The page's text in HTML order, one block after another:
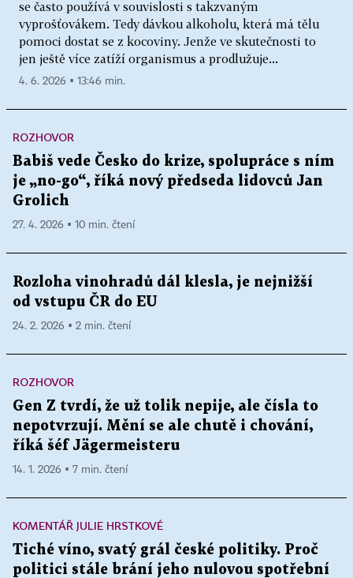
se často používá v souvislosti s takzvaným
vyprošťovákem. Tedy dávkou alkoholu, která má tělu
pomoci dostat se z kocoviny. Jenže ve skutečnosti to
jen ještě více zatíží organismus a prodlužuje...
4. 6. 2026 ▪ 13:46 min.
ROZHOVOR
Babiš vede Česko do krize, spolupráce s ním
je „no-go“, říká nový předseda lidovců Jan
Grolich
27. 4. 2026 ▪ 10 min. čtení
Rozloha vinohradů dál klesla, je nejnižší
od vstupu ČR do EU
24. 2. 2026 ▪ 2 min. čtení
ROZHOVOR
Gen Z tvrdí, že už tolik nepije, ale čísla to
nepotvrzují. Mění se ale chutě i chování,
říká šéf Jägermeisteru
14. 1. 2026 ▪ 7 min. čtení
KOMENTÁŘ JULIE HRSTKOVÉ
Tiché víno, svatý grál české politiky. Proč
politici stále brání jeho nulovou spotřební